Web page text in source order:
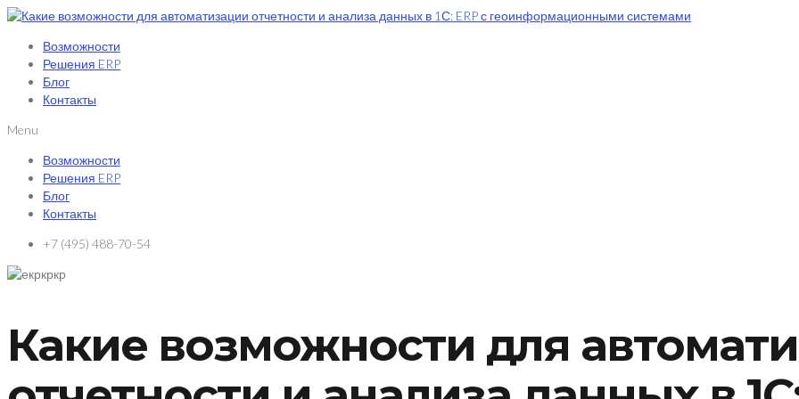
Возможности
Решения ERP
Блог
Контакты
Menu
Возможности
Решения ERP
Блог
Контакты
+7 (495) 488-70-54
Какие возможности для